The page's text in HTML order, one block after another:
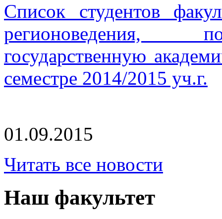
Список студентов
регионоведения,
государственную
семестре 2014/2015 уч.г.
01.09.2015
Читать все новости
Наш факультет